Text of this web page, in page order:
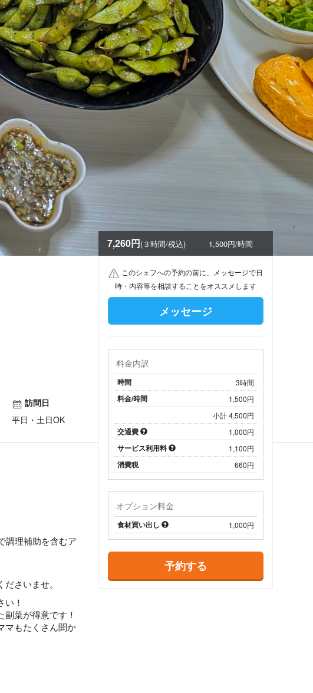
訪問日
平日・土日OK
7,260円(３時間/税込) 1,500円/時間
このシェフへの予約の前に、メッセージで日
時・内容等を相談することをオススメします
メッセージ
料金内訳
時間 3時間
料金/時間
1,500円
小計 4,500円
交通費 1,000円
サービス利用料 1,100円
消費税 660円
オプション料金
食材買い出し 1,000円
予約する
調理補助を含むア
さいませ。
！
菜が得意です！
マもたくさん聞か